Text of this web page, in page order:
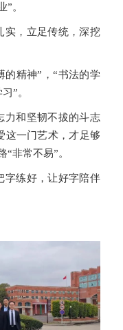
”。
实，立足传统，深挖
的精神”，“书法的学
”。
力和坚韧不拔的斗志
这一门艺术，才足够
非常不易”。
字练好，让好字陪伴